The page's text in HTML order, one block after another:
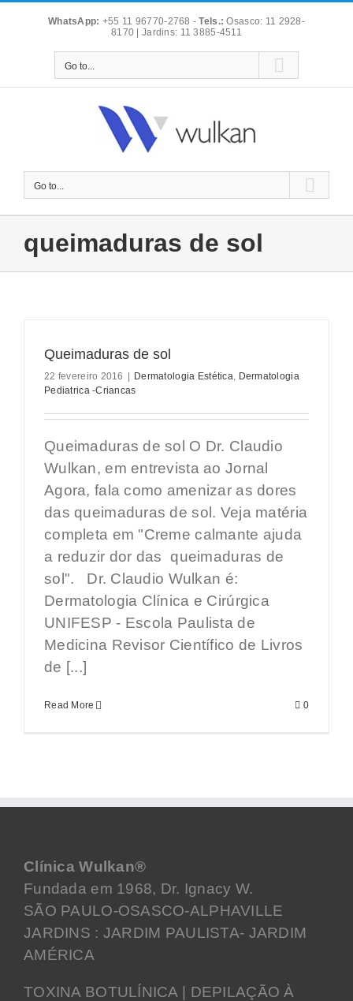
WhatsApp: +55 11 96770-2768 -Tels.: Osasco: 11 2928-
8170 | Jardins: 11 3885-4511
Go to...
Go to...
queimaduras de sol
Queimaduras de sol
22 fevereiro 2016 Dermatologia Estética, Dermatologia
Pediatrica -Criancas
Queimaduras de sol O Dr. Claudio
Wulkan, em entrevista ao Jornal
Agora, fala como amenizar as dores
das queimaduras de sol. Veja matéria
completa em "Creme calmante ajuda
a reduzir dor das queimaduras de
sol". Dr. Claudio Wulkan é:
Dermatologia Clínica e Cirúrgica
UNIFESP - Escola Paulista de
Medicina Revisor Científico de Livros
de [...]
Read More 0
Clínica Wulkan®
Fundada em 1968, Dr. Ignacy W.
SÃO PAULO-OSASCO-ALPHAVILLE
JARDINS : JARDIM PAULISTA- JARDIM
AMÉRICA
TOXINA BOTULÍNICA | DEPILAÇÃO À